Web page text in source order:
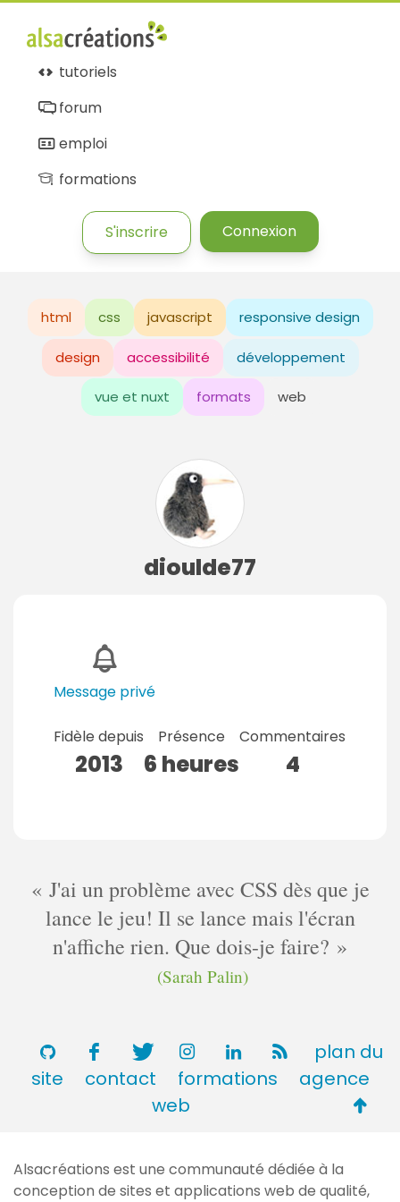
tutoriels
forum
emploi
formations
S'inscrire Connexion
html css javascript responsive design
design accessibilité développement
vue et nuxt formats web
dioulde77
Message privé
Fidèle depuis
2013
Présence
6 heures
Commentaires
4
J'ai un problème avec CSS dès que je
lance le jeu! Il se lance mais l'écran
n'affiche rien. Que dois-je faire?
(Sarah Palin)
plan du
site
contact formations
agence
web
de
Alsacréations est une communauté dédiée à la
conception de sites et applications web de qualité,